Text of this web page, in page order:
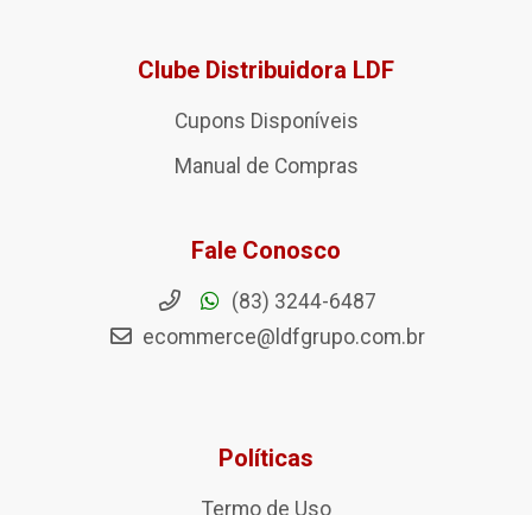
Clube Distribuidora LDF
Cupons Disponíveis
Manual de Compras
Fale Conosco
(83) 3244-6487
ecommerce@ldfgrupo.com.br
Políticas
Termo de Uso